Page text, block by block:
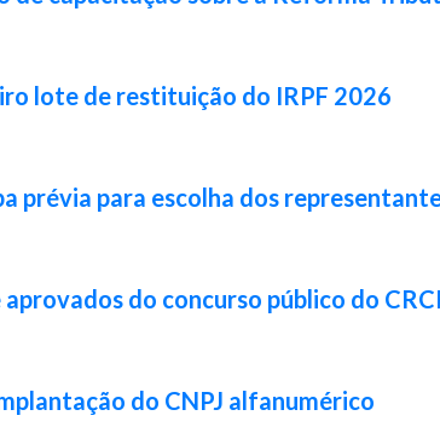
lote de restituição do IRPF 2026
prévia para escolha dos
do concurso público do
do CNPJ alfanumérico